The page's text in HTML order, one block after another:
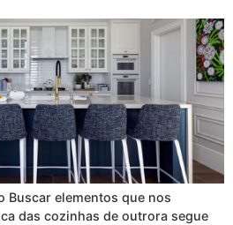
Buscar elementos que nos
das cozinhas de outrora segue